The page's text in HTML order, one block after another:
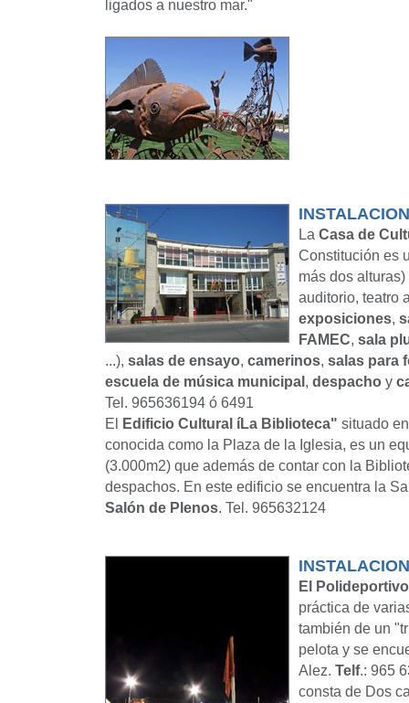
ligados a nuestro mar."
La Casa de
Constitución es
más dos
auditorio, teatro
exposiciones,
FAMEC, sala
...), salas de ensayo, camerinos, salas para
escuela de música municipal, despacho y
Tel. 965636194 ó 6491
El Edificio Cultural íLa Biblioteca" situado
conocida como la Plaza de la Iglesia, es un
(3.000m2) que además de contar con la
despachos. En este edificio se encuentra la
Salón de Plenos. Tel. 965632124
El
práctica de
también de un
pelota y se
Alez. Telf.: 965
consta de Dos